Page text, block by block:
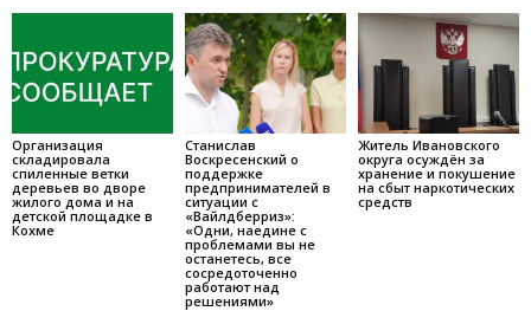
Организация
складировала
спиленные ветки
деревьев во дворе
жилого дома и на
детской площадке в
Кохме
Станислав
Воскресенский о
поддержке
предпринимателей в
ситуации с
«Вайлдберриз»:
«Одни, наедине с
проблемами вы не
останетесь, все
сосредоточенно
работают над
решениями»
Житель Ивановского
округа осуждён за
хранение и покушение
на сбыт наркотических
средств